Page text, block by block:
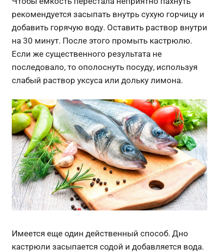
рекомендуется засыпать внутрь сухую горчицу и
добавить горячую воду. Оставить раствор внутри
на 30 минут. После этого промыть кастрюлю.
Если же существенного результата не
последовало, то ополоснуть посуду, используя
слабый раствор уксуса или дольку лимона.
Имеется еще один действенный способ. Дно
кастрюли засыпается содой и добавляется вода.